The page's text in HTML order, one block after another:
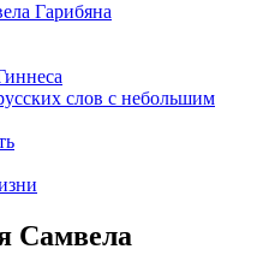
Гарибяна
слов с небольшим
Самвела